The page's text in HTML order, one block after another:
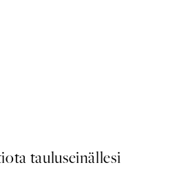
tauluseinällesi